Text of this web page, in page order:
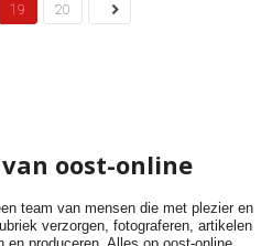
19 20
oost-online
team van mensen die met plezier en
verzorgen, fotograferen, artikelen